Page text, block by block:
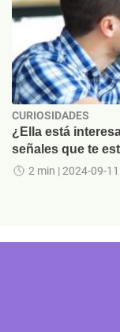
CURIOSIDADES
¿Ella está
señales que te
2 min | 2024-09-